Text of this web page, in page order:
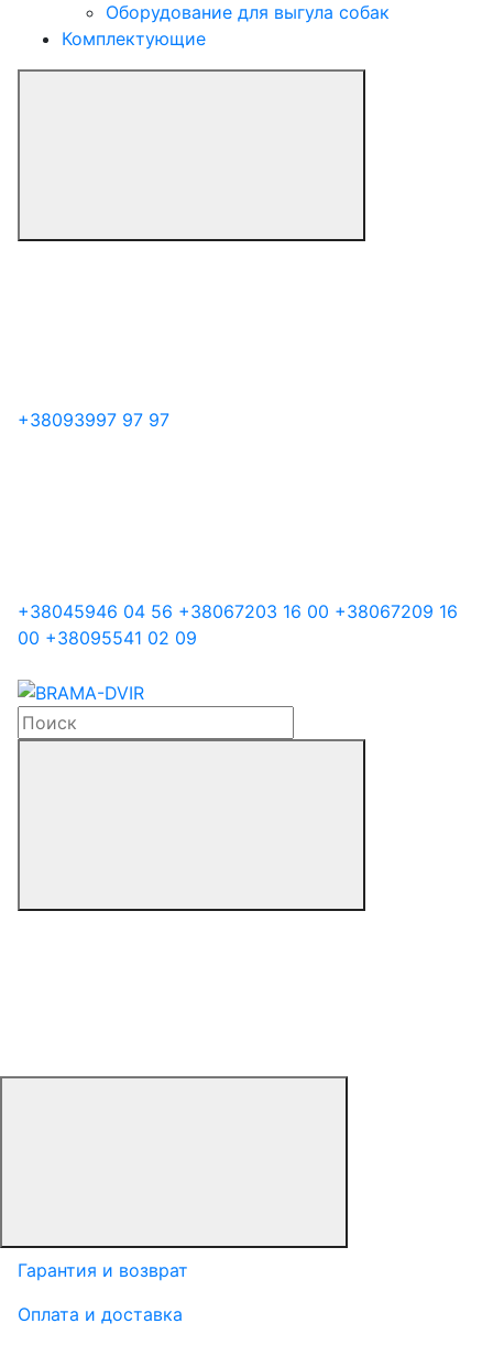
Оборудование для выгула собак
Комплектующие
+38093997 97 97
+38045946 04 56 +38067203 16 00 +38067209 16
00 +38095541 02 09
Гарантия и возврат
Оплата и доставка